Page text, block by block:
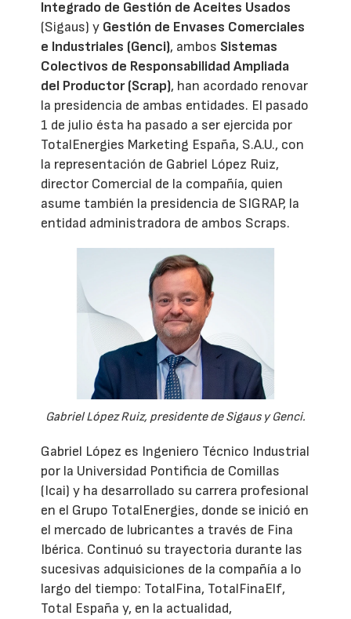
Integrado de Gestión de Aceites Usados
(Sigaus) y Gestión de Envases Comerciales
e Industriales (Genci), ambos Sistemas
Colectivos de Responsabilidad Ampliada
del Productor (Scrap), han acordado renovar
la presidencia de ambas entidades. El pasado
1 de julio ésta ha pasado a ser ejercida por
TotalEnergies Marketing España, S.A.U., con
la representación de Gabriel López Ruiz,
director Comercial de la compañía, quien
asume también la presidencia de SIGRAP, la
entidad administradora de ambos Scraps.
Gabriel López Ruiz, presidente de Sigaus y Genci.
Gabriel López es Ingeniero Técnico Industrial
por la Universidad Pontificia de Comillas
(Icai) y ha desarrollado su carrera profesional
en el Grupo TotalEnergies, donde se inició en
el mercado de lubricantes a través de Fina
Ibérica. Continuó su trayectoria durante las
sucesivas adquisiciones de la compañía a lo
largo del tiempo: TotalFina, TotalFinaElf,
Total España y, en la actualidad,